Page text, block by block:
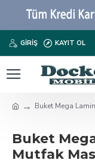
GIRIŞ KAYIT OL
Buket Mega
Buket
Mutfak